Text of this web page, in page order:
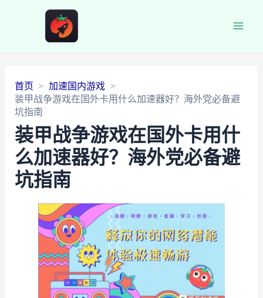
首页
加速国内游戏
装甲战争游戏在国外卡用什么加速器好？海外党必备避
坑指南
装甲战争游戏在国外卡用什
么加速器好？海外党必备避
坑指南